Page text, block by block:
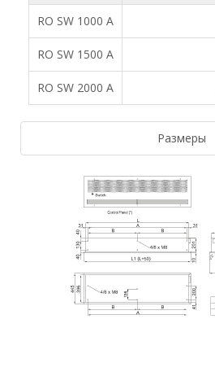
RO SW 1000 A
RO SW 1500 A
RO SW 2000 A
Размеры